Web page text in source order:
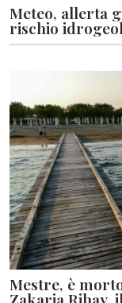
Meteo, allerta
rischio
Mestre, è